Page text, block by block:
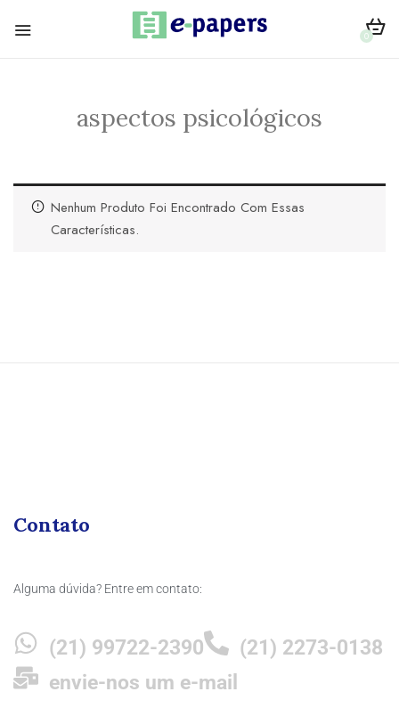
0
aspectos psicológicos
Nenhum Produto Foi Encontrado Com Essas
Características.
Contato
Alguma dúvida? Entre em contato:
(21) 99722-2390
(21) 2273-0138
envie-nos um e-mail